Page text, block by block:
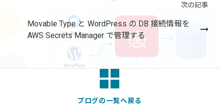
次の記事
Movable Type と WordPress の DB 接続情報を
AWS Secrets Manager で管理する
ブログの一覧へ戻る